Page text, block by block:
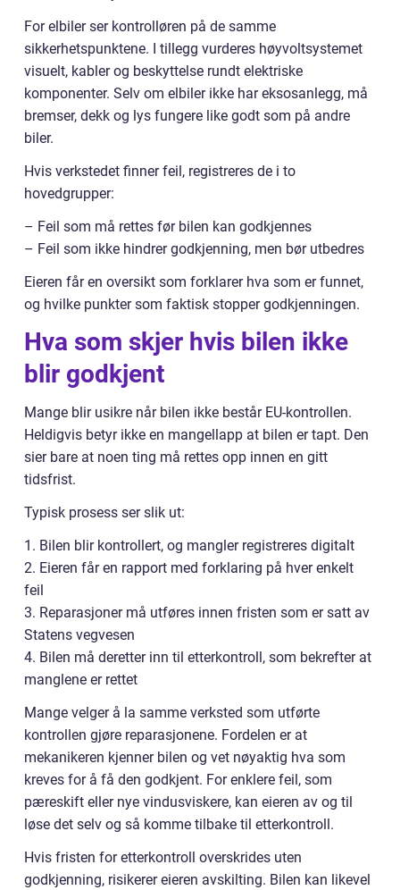
For elbiler ser kontrolløren på de samme
sikkerhetspunktene. I tillegg vurderes høyvoltsystemet
visuelt, kabler og beskyttelse rundt elektriske
komponenter. Selv om elbiler ikke har eksosanlegg, må
bremser, dekk og lys fungere like godt som på andre
biler.
Hvis verkstedet finner feil, registreres de i to
hovedgrupper:
– Feil som må rettes før bilen kan godkjennes
– Feil som ikke hindrer godkjenning, men bør utbedres
Eieren får en oversikt som forklarer hva som er funnet,
og hvilke punkter som faktisk stopper godkjenningen.
Hva som skjer hvis bilen ikke
blir godkjent
Mange blir usikre når bilen ikke består EU-kontrollen.
Heldigvis betyr ikke en mangellapp at bilen er tapt. Den
sier bare at noen ting må rettes opp innen en gitt
tidsfrist.
Typisk prosess ser slik ut:
1. Bilen blir kontrollert, og mangler registreres digitalt
2. Eieren får en rapport med forklaring på hver enkelt
feil
3. Reparasjoner må utføres innen fristen som er satt av
Statens vegvesen
4. Bilen må deretter inn til etterkontroll, som bekrefter at
manglene er rettet
Mange velger å la samme verksted som utførte
kontrollen gjøre reparasjonene. Fordelen er at
mekanikeren kjenner bilen og vet nøyaktig hva som
kreves for å få den godkjent. For enklere feil, som
pæreskift eller nye vindusviskere, kan eieren av og til
løse det selv og så komme tilbake til etterkontroll.
Hvis fristen for etterkontroll overskrides uten
godkjenning, risikerer eieren avskilting. Bilen kan likevel